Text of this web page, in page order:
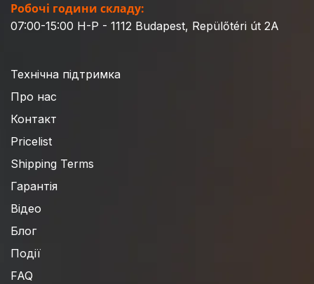
Робочі години складу:
07:00-15:00 H-P - 1112 Budapest, Repülőtéri út 2A
Технічна підтримка
Про нас
Контакт
Pricelist
Shipping Terms
Гарантія
Відео
Блог
Події
FAQ